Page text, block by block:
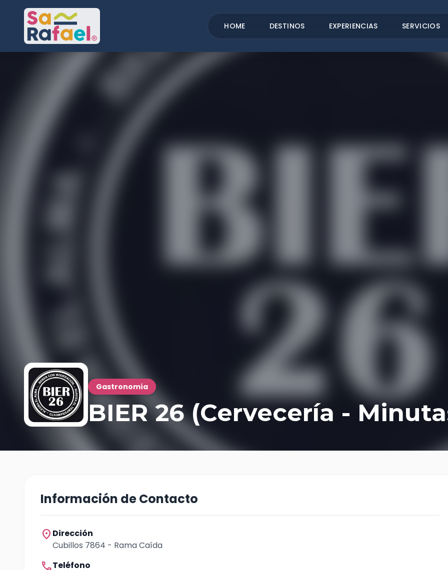
HOME DESTINOS EXPERIENCIAS SERVICIOS
Gastronomía
BIER 26 (Cervecería -
Información de Contacto
location_on Dirección
Cubillos 7864 - Rama Caída
callTeléfono